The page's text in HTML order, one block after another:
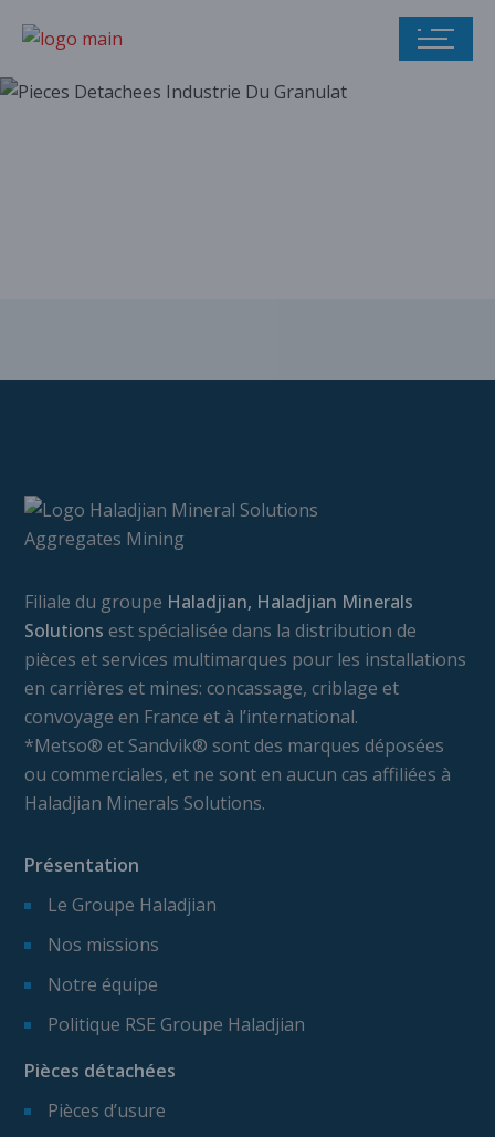
Filiale du groupe Haladjian, Haladjian Minerals
Solutions est spécialisée dans la distribution de
pièces et services multimarques pour les installations
en carrières et mines: concassage, criblage et
convoyage en France et à l’international.
*Metso® et Sandvik® sont des marques déposées
ou commerciales, et ne sont en aucun cas affiliées à
Haladjian Minerals Solutions.
Présentation
Le Groupe Haladjian
Nos missions
Notre équipe
Politique RSE Groupe Haladjian
Pièces détachées
Pièces d’usure